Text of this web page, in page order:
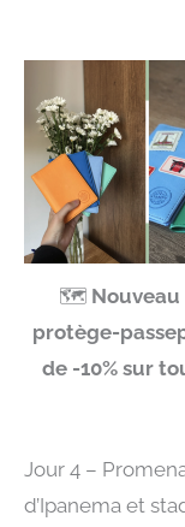
🗺️
protège-
de -10% sur
Jour 4 –
d’Ipanema et